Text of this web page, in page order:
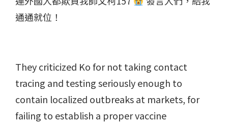
通通就位！
They criticized Ko for not taking contact
tracing and testing seriously enough to
contain localized outbreaks at markets, for
failing to establish a proper vaccine